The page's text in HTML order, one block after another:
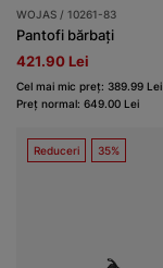
WOJAS / 10261-83
Pantofi bărbați
421.90 Lei
Cel mai mic preț: 389.99 Lei
Preț normal: 649.00 Lei
Reduceri 35%